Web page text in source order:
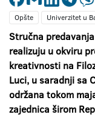
Opšte Univerzitet u
Stručna
realizuju u okviru
kreativnosti na
Luci, u saradnji sa
održana tokom
zajednica širom